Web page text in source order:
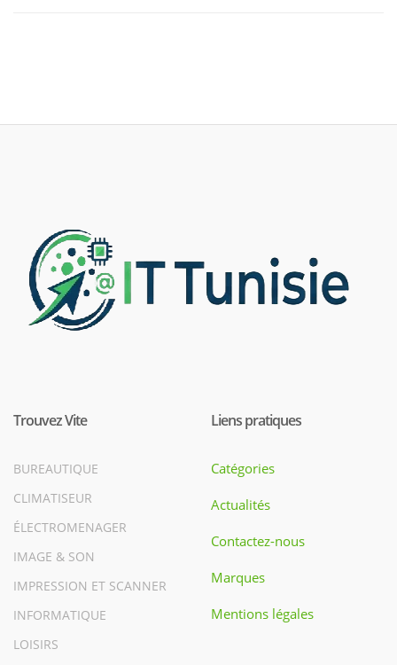
Trouvez Vite
BUREAUTIQUE
CLIMATISEUR
ÉLECTROMENAGER
IMAGE & SON
IMPRESSION ET SCANNER
INFORMATIQUE
LOISIRS
Liens pratiques
Catégories
Actualités
Contactez-nous
Marques
Mentions légales